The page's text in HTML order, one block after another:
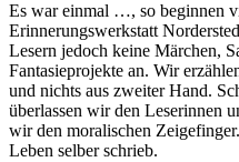
Es war einmal …, so beginnen
Erinnerungswerkstatt
Lesern jedoch keine Märchen,
Fantasieprojekte an. Wir
und nichts aus zweiter Hand.
überlassen wir den Leserinnen
wir den moralischen
Leben selber schrieb.